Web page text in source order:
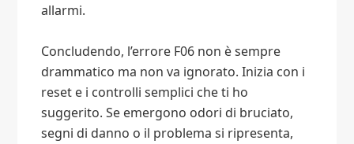
allarmi.
Concludendo, l’errore F06 non è sempre
drammatico ma non va ignorato. Inizia con i
reset e i controlli semplici che ti ho
suggerito. Se emergono odori di bruciato,
segni di danno o il problema si ripresenta,